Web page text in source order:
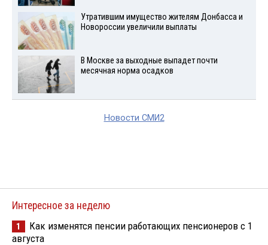
Утратившим имущество жителям Донбасса и
Новороссии увеличили выплаты
В Москве за выходные выпадет почти
месячная норма осадков
Новости СМИ2
Интересное за неделю
1
Как изменятся пенсии работающих пенсионеров с 1
августа